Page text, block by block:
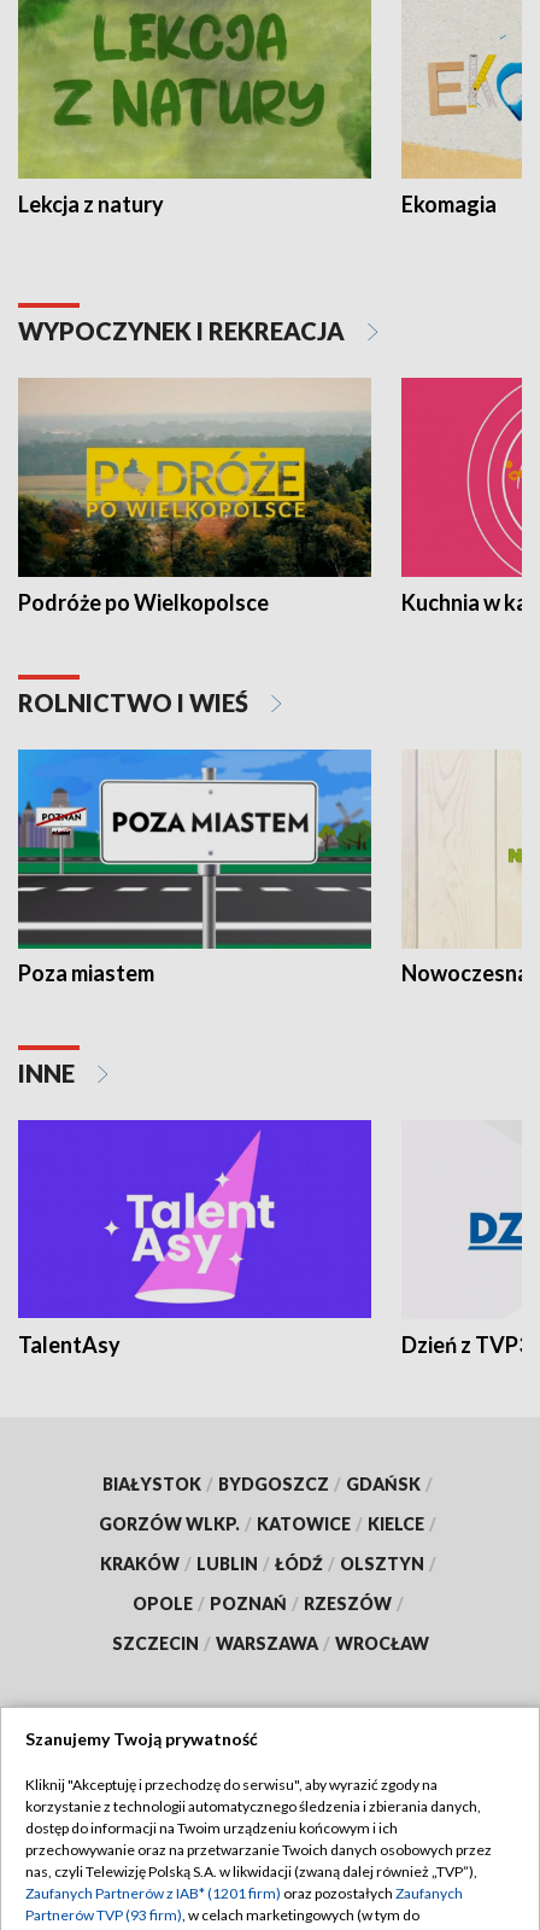
Lekcja z natury Ekomagia
WYPOCZYNEK I REKREACJA
Podróże po Wielkopolsce Kuchnia w
ROLNICTWO I WIEŚ
Poza miastem Nowoczesna
INNE
TalentAsy Dzień z TVP3
BIAŁYSTOK / BYDGOSZCZ / GDAŃSK /
GORZÓW WLKP. / KATOWICE / KIELCE /
KRAKÓW / LUBLIN / ŁÓDŹ / OLSZTYN /
OPOLE / POZNAŃ / RZESZÓW /
SZCZECIN / WARSZAWA / WROCŁAW
TVP
Abonament TVP
Emisja w TVP
Regulamin TVP
Polityka prywatności
Szanujemy Twoją prywatność
Kliknij "Akceptuję i przechodzę do serwisu", aby wyrazić zgody na
korzystanie z technologii automatycznego śledzenia i zbierania danych,
dostęp do informacji na Twoim urządzeniu końcowym i ich
przechowywanie oraz na przetwarzanie Twoich danych osobowych przez
nas, czyli Telewizję Polską S.A. w likwidacji (zwaną dalej również „TVP”),
Zaufanych Partnerów z IAB* (1201 firm) oraz pozostałych Zaufanych
Partnerów TVP (93 firm), w celach marketingowych (w tym do